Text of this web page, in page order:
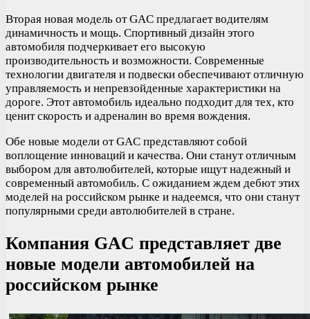
Вторая новая модель от GAC предлагает водителям
динамичность и мощь. Спортивный дизайн этого
автомобиля подчеркивает его высокую
производительность и возможности. Современные
технологии двигателя и подвески обеспечивают отличную
управляемость и непревзойденные характеристики на
дороге. Этот автомобиль идеально подходит для тех, кто
ценит скорость и адреналин во время вождения.
Обе новые модели от GAC представляют собой
воплощение инноваций и качества. Они станут отличным
выбором для автолюбителей, которые ищут надежный и
современный автомобиль. С ожиданием ждем дебют этих
моделей на российском рынке и надеемся, что они станут
популярными среди автолюбителей в стране.
Компания GAC представляет две
новые модели автомобилей на
российском рынке